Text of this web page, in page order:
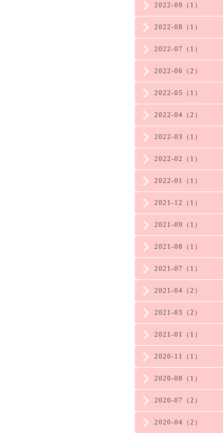
2022-09（1）
2022-08（1）
2022-07（1）
2022-06（2）
2022-05（1）
2022-04（2）
2022-03（1）
2022-02（1）
2022-01（1）
2021-12（1）
2021-09（1）
2021-08（1）
2021-07（1）
2021-04（2）
2021-03（2）
2021-01（1）
2020-11（1）
2020-08（1）
2020-07（2）
2020-04（2）